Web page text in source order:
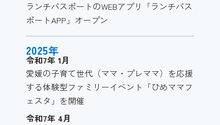
ランチパスポートのWEBアプリ「ランチパス
ポートAPP」オープン
2025年
令和7年 1月
愛媛の子育て世代（ママ・プレママ）を応援
する体験型ファミリーイベント「ひめママフ
ェスタ」を開催
令和7年 4月